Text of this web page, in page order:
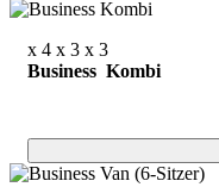
x 4 x 3 x 3
Business Kombi